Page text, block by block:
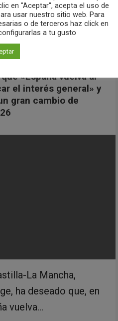
de Castilla-La
de la Consejería de
«España vuelva al
el interés general» y
gran cambio de
La Mancha,
ha deseado que, en
vuelva…
en "Aceptar", acepta el uso de
usar nuestro sitio web. Para
o de terceros haz click en
a tu gusto